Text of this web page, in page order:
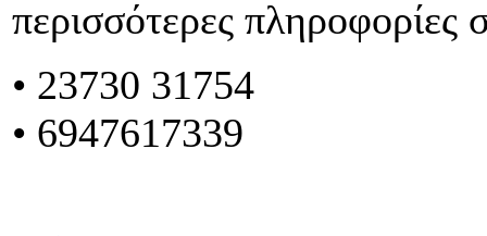
περισσότερες
• 23730 31754
• 6947617339